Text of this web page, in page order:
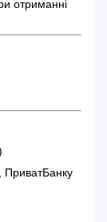
отриманні
ПриватБанку